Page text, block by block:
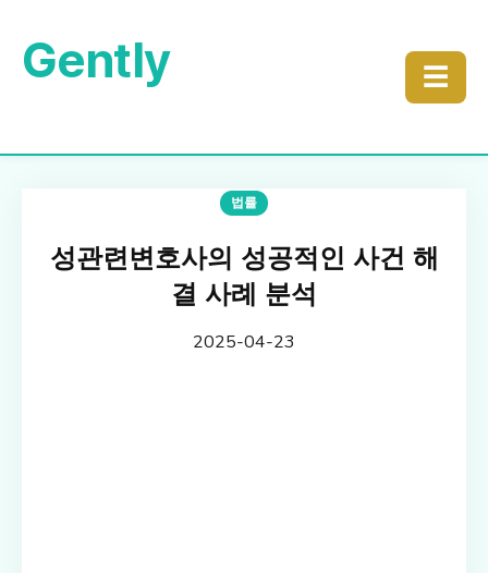
Gently ☰
법률
성관련변호사의 성공적인 사건 해
결 사례 분석
2025-04-23